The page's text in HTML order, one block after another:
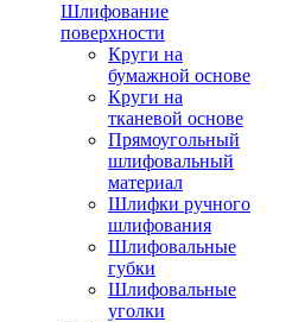
Шлифование
поверхности
Круги на
бумажной основе
Круги на
тканевой основе
Прямоугольный
шлифовальный
материал
Шлифки ручного
шлифования
Шлифовальные
губки
Шлифовальные
уголки